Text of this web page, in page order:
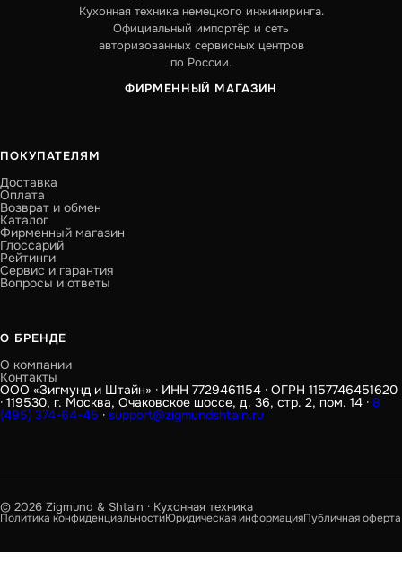
Кухонная техника немецкого инжиниринга.
Официальный импортёр и сеть
авторизованных сервисных центров
по России.
ФИРМЕННЫЙ МАГАЗИН
ПОКУПАТЕЛЯМ
Доставка
Оплата
Возврат и обмен
Каталог
Фирменный магазин
Глоссарий
Рейтинги
Сервис и гарантия
Вопросы и ответы
О БРЕНДЕ
О компании
Контакты
ООО «Зигмунд и Штайн» · ИНН 7729461154 · ОГРН 1157746451620
· 119530, г. Москва, Очаковское шоссе, д. 36, стр. 2, пом. 14 · 8
(495) 374-64-45 · support@zigmundshtain.ru
© 2026 Zigmund & Shtain · Кухонная техника
Политика конфиденциальностиЮридическая информацияПубличная оферта